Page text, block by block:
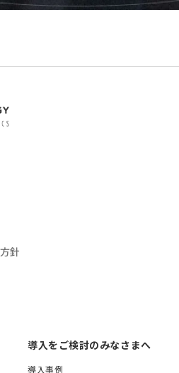
針
導入をご検討のみなさまへ
導入事例